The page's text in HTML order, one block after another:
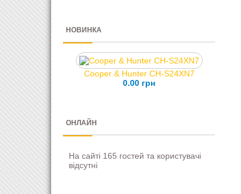
НОВИНКА
Cooper & Hunter CH-S24XN7
0.00 грн
ОНЛАЙН
На сайті 165 гостей та користувачі
відсутні